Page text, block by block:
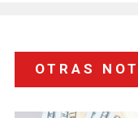
OTRAS